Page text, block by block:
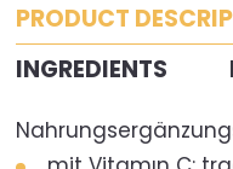
PRODUCT
INGREDIENTS